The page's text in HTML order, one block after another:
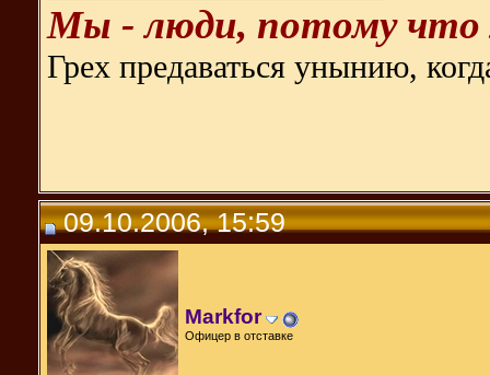
Мы - люди, потому что
Грех предаваться унынию,
09.10.2006, 15:59
Markfor
Офицер в отставке